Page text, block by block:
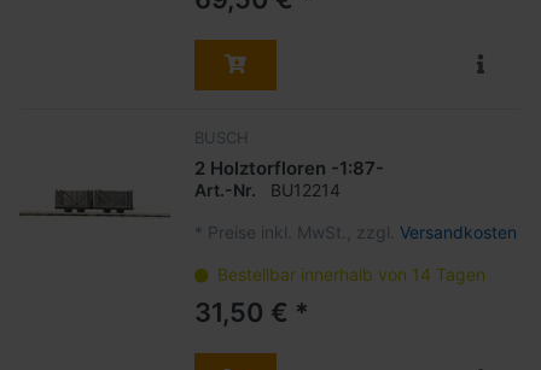
BUSCH
2 Holztorfloren -1:87-
Art.-Nr. BU12214
* Preise inkl. MwSt., zzgl. Versandkosten
Bestellbar innerhalb von 14 Tagen
31,50 € *